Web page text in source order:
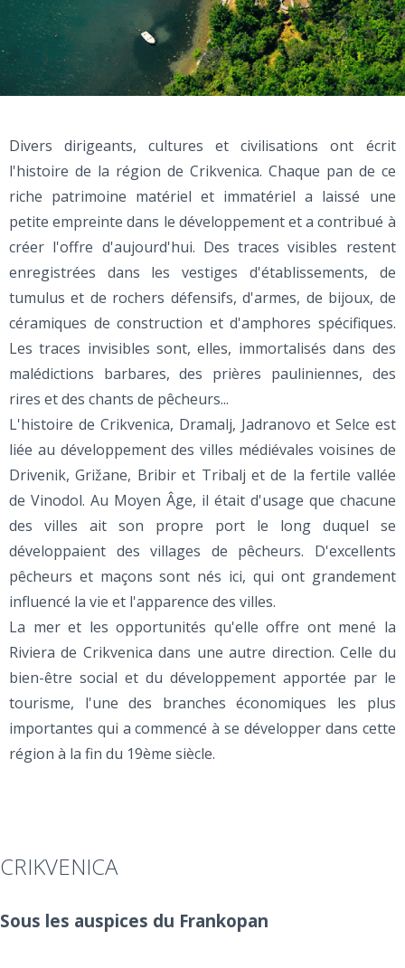
Divers dirigeants, cultures et civilisations ont écrit
l'histoire de la région de Crikvenica. Chaque pan de ce
riche patrimoine matériel et immatériel a laissé une
petite empreinte dans le développement et a contribué à
créer l'offre d'aujourd'hui. Des traces visibles restent
enregistrées dans les vestiges d'établissements, de
tumulus et de rochers défensifs, d'armes, de bijoux, de
céramiques de construction et d'amphores spécifiques.
Les traces invisibles sont, elles, immortalisés dans des
malédictions barbares, des prières pauliniennes, des
rires et des chants de pêcheurs...
L'histoire de Crikvenica, Dramalj, Jadranovo et Selce est
liée au développement des villes médiévales voisines de
Drivenik, Grižane, Bribir et Tribalj et de la fertile vallée
de Vinodol. Au Moyen Âge, il était d'usage que chacune
des villes ait son propre port le long duquel se
développaient des villages de pêcheurs. D'excellents
pêcheurs et maçons sont nés ici, qui ont grandement
influencé la vie et l'apparence des villes.
La mer et les opportunités qu'elle offre ont mené la
Riviera de Crikvenica dans une autre direction. Celle du
bien-être social et du développement apportée par le
tourisme, l'une des branches économiques les plus
importantes qui a commencé à se développer dans cette
région à la fin du 19ème siècle.
CRIKVENICA
Sous les auspices du Frankopan